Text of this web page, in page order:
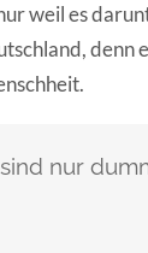
weil es
denn
nur